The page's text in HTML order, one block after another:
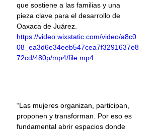
que sostiene a las familias y una
pieza clave para el desarrollo de
Oaxaca de Juárez.
https://video.wixstatic.com/video/a8c0
08_ea3d6e34eeb547cea7f3291637e8
72cd/480p/mp4/file.mp4
“Las mujeres organizan, participan,
proponen y transforman. Por eso es
fundamental abrir espacios donde